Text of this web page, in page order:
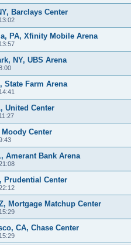
Barclays Center
PA, Xfinity Mobile Arena
NY, UBS Arena
State Farm Arena
United Center
Center
Amerant Bank Arena
Prudential Center
Mortgage Matchup Center
CA, Chase Center